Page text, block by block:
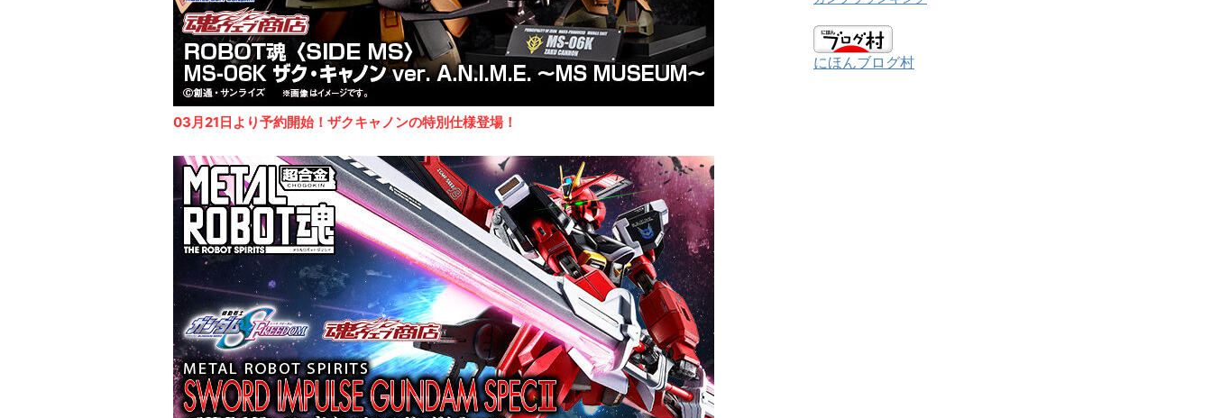
03月21日より予約開始！ザクキャノンの特別仕様登場！
にほんブログ村